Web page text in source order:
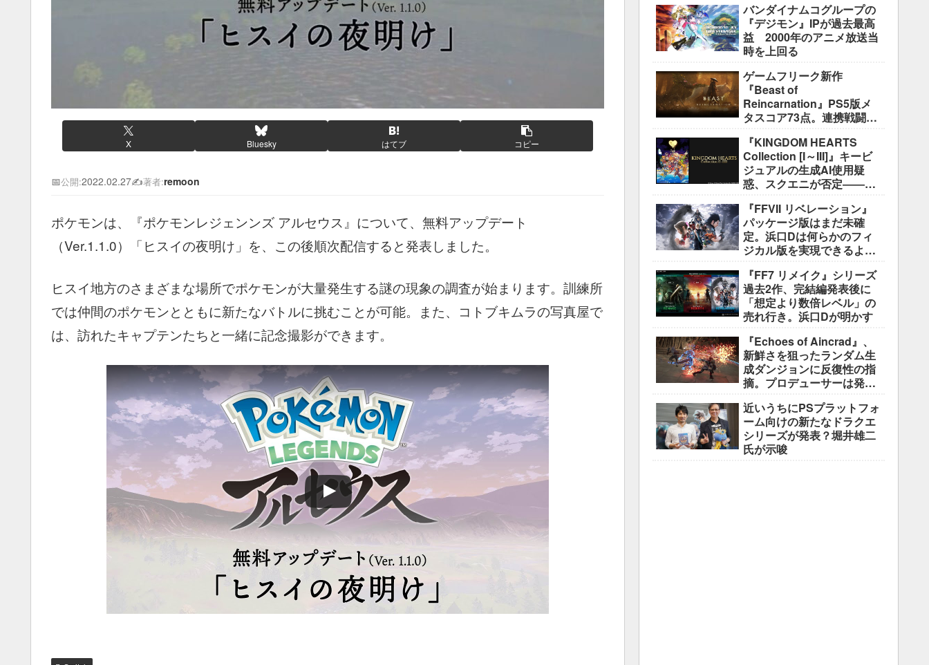
X Bluesky はてブ コピー
📅公開:2022.02.27✍️著者:remoon
ポケモンは、『ポケモンレジェンンズ アルセウス』について、無料アップデート
（Ver.1.1.0）「ヒスイの夜明け」を、この後順次配信すると発表しました。
ヒスイ地方のさまざまな場所でポケモンが大量発生する謎の現象の調査が始まります。訓練所
では仲間のポケモンとともに新たなバトルに挑むことが可能。また、コトブキムラの写真屋で
は、訪れたキャプテンたちと一緒に記念撮影ができます。
説明
バンダイナムコグループの
『デジモン』IPが過去最高
益 2000年のアニメ放送当
時を上回る
ゲームフリーク新作
『Beast of
Reincarnation』PS5版メ
タスコア73点。連携戦闘は
き”には不満
『KINGDOM HEARTS
Collection [I～III]』キービ
ジュアルの生成AI使用疑
惑、スクエニが否定――不
ス」
『FFVII リベレーション』
パッケージ版はまだ未確
定。浜口Dは何らかのフィ
ジカル版を実現できるよう
『FF7 リメイク』シリーズ
過去2作、完結編発表後に
「想定より数倍レベル」の
売れ行き。浜口Dが明かす
『Echoes of Aincrad』、
新鮮さを狙ったランダム生
成ダンジョンに反復性の指
摘。プロデューサーは発売
近いうちにPSプラットフォ
ーム向けの新たなドラクエ
シリーズが発表？堀井雄二
氏が示唆